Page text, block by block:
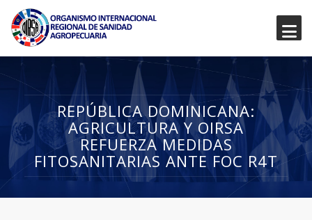
REPÚBLICA DOMINICANA:
AGRICULTURA Y OIRSA
REFUERZA MEDIDAS
FITOSANITARIAS ANTE FOC R4T